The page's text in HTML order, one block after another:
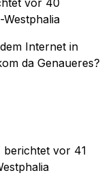
Internet in
da Genaueres?
berichtet vor 41